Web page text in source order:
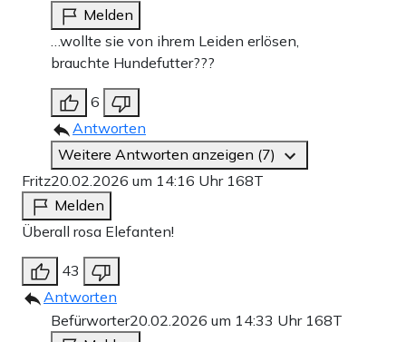
Melden
…wollte sie von ihrem Leiden erlösen,
brauchte Hundefutter???
6
Antworten
Weitere Antworten anzeigen (7)
Fritz20.02.2026 um 14:16 Uhr 168T
Melden
Überall rosa Elefanten!
43
Antworten
Befürworter20.02.2026 um 14:33 Uhr 168T